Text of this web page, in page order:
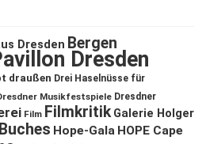
Dresden Bergen
Dresden
draußen Drei Haselnüsse für
Musikfestspiele Dresdner
Film Filmkritik Galerie Holger
Hope-Gala HOPE Cape